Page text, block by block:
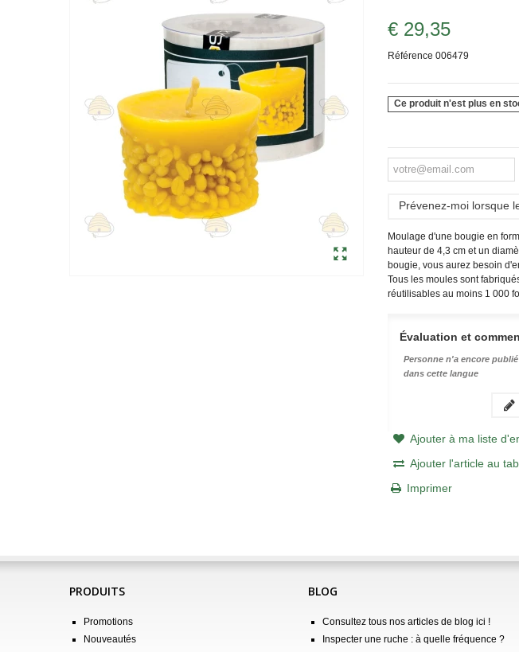
€ 29,35
Référence 006479
Ce produit n'est plus en
Prévenez-moi lorsque
Moulage d'une bougie en
hauteur de 4,3 cm et un
bougie, vous aurez besoin
Tous les moules sont
réutilisables au moins 1 000
Évaluation et
Personne n'a encore
dans cette langue
Ajouter à ma liste
Ajouter l'article au
Imprimer
PRODUITS
Promotions
Nouveautés
BLOG
Consultez tous nos articles de blog ici !
Inspecter une ruche : à quelle fréquence ?